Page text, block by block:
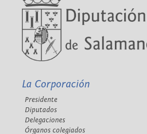
La Corporación
Presidente
Diputados
Delegaciones
Órganos colegiados